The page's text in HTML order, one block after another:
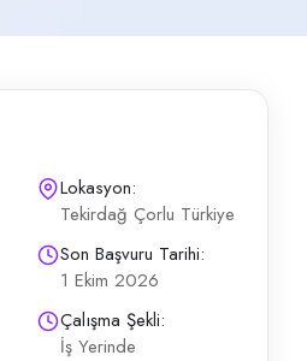
operasyonların planlı
Lokasyon:
Tekirdağ Çorlu Türkiye
Son Başvuru Tarihi:
1 Ekim 2026
Çalışma Şekli:
İş Yerinde